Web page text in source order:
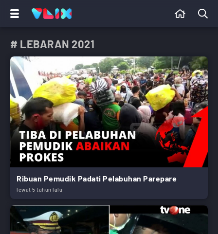
# LEBARAN 2021
Ribuan Pemudik Padati Pelabuhan Parepare
lewat 5 tahun lalu